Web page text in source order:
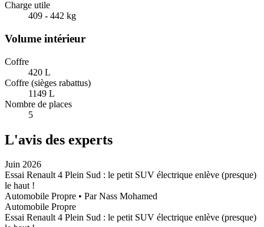
Charge utile
409 - 442 kg
Volume intérieur
Coffre
420 L
Coffre (sièges rabattus)
1149 L
Nombre de places
5
L'avis des experts
Juin 2026
Essai Renault 4 Plein Sud : le petit SUV électrique enlève (presque)
le haut !
Automobile Propre • ParNass Mohamed
Automobile Propre
Essai Renault 4 Plein Sud : le petit SUV électrique enlève (presque)